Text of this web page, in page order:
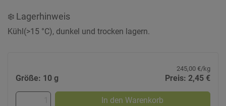
❄️ Lagerhinweis
Kühl(>15 °C), dunkel und trocken lagern.
245,00 €/kg
Größe: 10 g Preis: 2,45 €
In den Warenkorb